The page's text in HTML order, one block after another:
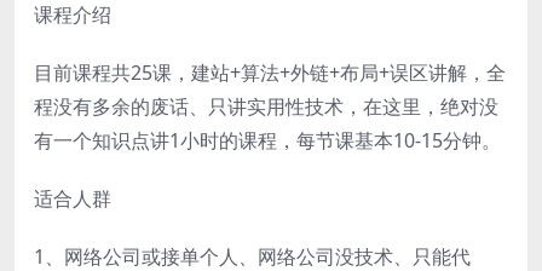
课程介绍
目前课程共25课，建站+算法+外链+布局+误区讲解，全
程没有多余的废话、只讲实用性技术，在这里，绝对没
有一个知识点讲1小时的课程，每节课基本10-15分钟。
适合人群
1、网络公司或接单个人、网络公司没技术、只能代